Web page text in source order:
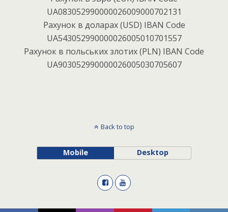
UA083052990000026009000702131
Рахунок в доларах (USD) IBAN Code
UA543052990000026005010701557
Рахунок в польських злотих (PLN) IBAN Code
UA903052990000026005030705607
Back to top
Mobile Desktop